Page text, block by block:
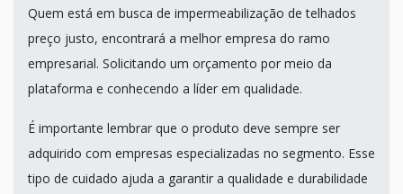
Quem está em busca de impermeabilização de telhados
preço justo, encontrará a melhor empresa do ramo
empresarial. Solicitando um orçamento por meio da
plataforma e conhecendo a líder em qualidade.
É importante lembrar que o produto deve sempre ser
adquirido com empresas especializadas no segmento. Esse
tipo de cuidado ajuda a garantir a qualidade e durabilidade